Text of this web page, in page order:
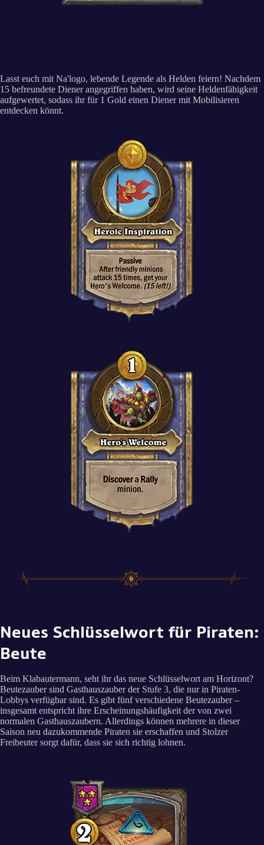
Lasst euch mit Na'logo, lebende Legende als Helden feiern! Nachdem
15 befreundete Diener angegriffen haben, wird seine Heldenfähigkeit
aufgewertet, sodass ihr für 1 Gold einen Diener mit Mobilisieren
entdecken könnt.
Neues Schlüsselwort für Piraten:
Beute
Beim Klabautermann, seht ihr das neue Schlüsselwort am Horizont?
Beutezauber sind Gasthauszauber der Stufe 3, die nur in Piraten-
Lobbys verfügbar sind. Es gibt fünf verschiedene Beutezauber –
insgesamt entspricht ihre Erscheinungshäufigkeit der von zwei
normalen Gasthauszaubern. Allerdings können mehrere in dieser
Saison neu dazukommende Piraten sie erschaffen und Stolzer
Freibeuter sorgt dafür, dass sie sich richtig lohnen.